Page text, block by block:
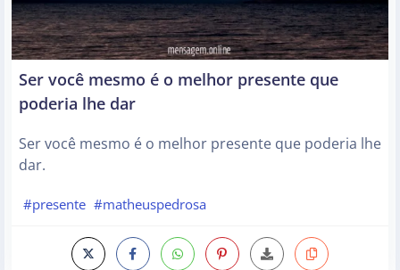
Ser você mesmo é o melhor presente que
poderia lhe dar
Ser você mesmo é o melhor presente que poderia lhe
dar.
#presente #matheuspedrosa